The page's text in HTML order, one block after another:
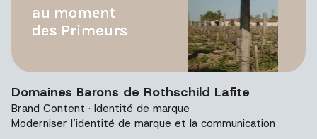
Domaines Barons de Rothschild Lafite
Brand Content · Identité de marque
Moderniser l’identité de marque et la communication